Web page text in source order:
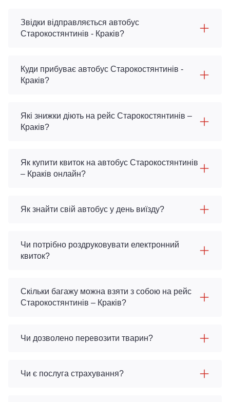
Звідки відправляється автобус
Старокостянтинів - Краків?
Куди прибуває автобус Старокостянтинів -
Краків?
Які знижки діють на рейс Старокостянтинів –
Краків?
Як купити квиток на автобус Старокостянтинів
– Краків онлайн?
Як знайти свій автобус у день виїзду?
Чи потрібно роздруковувати електронний
квиток?
Скільки багажу можна взяти з собою на рейс
Старокостянтинів – Краків?
Чи дозволено перевозити тварин?
Чи є послуга страхування?